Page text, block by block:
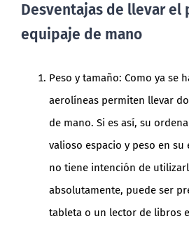
Desventajas de llevar
equipaje de mano
Peso y tamaño: Como ya se
aerolíneas permiten llevar
de mano. Si es así, su
valioso espacio y peso en su
no tiene intención de
absolutamente, puede ser
tableta o un lector de libros